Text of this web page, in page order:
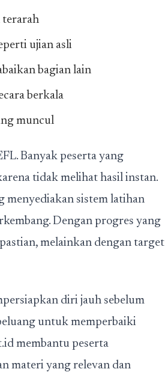
terarah
ujian asli
bagian lain
berkala
muncul
Banyak peserta yang
tidak melihat hasil instan.
sistem latihan
Dengan progres yang
melainkan dengan target
diri jauh sebelum
untuk memperbaiki
membantu peserta
materi yang relevan dan